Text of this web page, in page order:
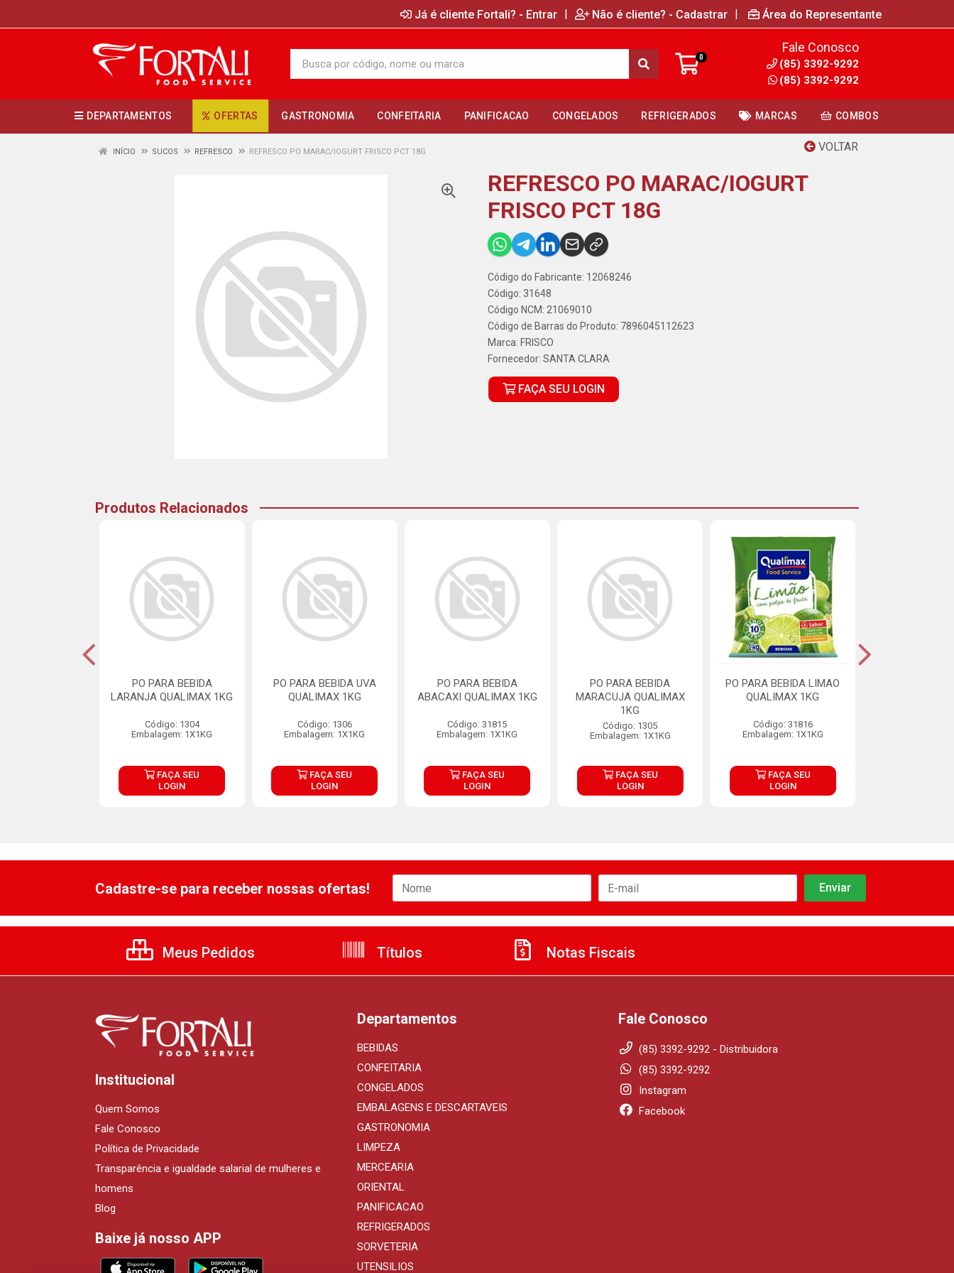
Já é cliente Fortali? - Entrar | Não é cliente? - Cadastrar | Área do Representante
0
Fale Conosco
(85) 3392-9292
(85) 3392-9292
DEPARTAMENTOS OFERTAS GASTRONOMIA CONFEITARIA PANIFICACAO CONGELADOS REFRIGERADOS MARCAS COMBOS
VOLTAR
INÍCIO SUCOS REFRESCO REFRESCO PO MARAC/IOGURT FRISCO PCT 18G
REFRESCO PO MARAC/IOGURT
FRISCO PCT 18G
Código do Fabricante: 12068246
Código: 31648
Código NCM: 21069010
Código de Barras do Produto: 7896045112623
Marca: FRISCO
Fornecedor: SANTA CLARA
FAÇA SEU LOGIN
Produtos Relacionados
PO PARA BEBIDA
LARANJA QUALIMAX 1KG
Código: 1304
Embalagem: 1X1KG
FAÇA SEU
LOGIN
PO PARA BEBIDA UVA
QUALIMAX 1KG
Código: 1306
Embalagem: 1X1KG
FAÇA SEU
LOGIN
PO PARA BEBIDA
ABACAXI QUALIMAX 1KG
Código: 31815
Embalagem: 1X1KG
FAÇA SEU
LOGIN
PO PARA BEBIDA
MARACUJA QUALIMAX
1KG
Código: 1305
Embalagem: 1X1KG
FAÇA SEU
LOGIN
PO PARA BEBIDA LIMAO
QUALIMAX 1KG
Código: 31816
Embalagem: 1X1KG
FAÇA SEU
LOGIN
Cadastre-se para receber nossas ofertas!
Meus Pedidos Títulos Notas Fiscais
Institucional
Quem Somos
Fale Conosco
Política de Privacidade
Transparência e igualdade salarial de mulheres e
homens
Blog
Baixe já nosso APP
Departamentos
BEBIDAS
CONFEITARIA
CONGELADOS
EMBALAGENS E DESCARTAVEIS
GASTRONOMIA
LIMPEZA
MERCEARIA
ORIENTAL
PANIFICACAO
REFRIGERADOS
SORVETERIA
UTENSILIOS
Fale Conosco
(85) 3392-9292 - Distribuidora
(85) 3392-9292
Instagram
Facebook